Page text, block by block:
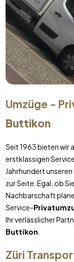
Umzüge -
Buttikon
Seit 1963 bieten wir
erstklassigen
Jahrhundert
zur Seite. Egal, ob
Nachbarschaft
Service-
Ihr verlässlicher
Buttikon
Züri